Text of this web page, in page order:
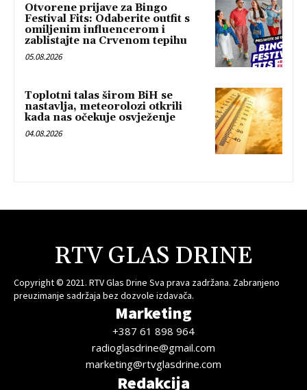
Otvorene prijave za Bingo
Festival Fits: Odaberite outfit s
omiljenim influencerom i
zablistajte na Crvenom tepihu
05.08.2026
Toplotni talas širom BiH se
nastavlja, meteorolozi otkrili
kada nas očekuje osvježenje
04.08.2026
RTV GLAS DRINE
Copyright © 2021. RTV Glas Drine Sva prava zadržana. Zabranjeno
preuzimanje sadržaja bez dozvole izdavača.
Marketing
+387 61 898 964
radioglasdrine@gmail.com
marketing@rtvglasdrine.com
Redakcija